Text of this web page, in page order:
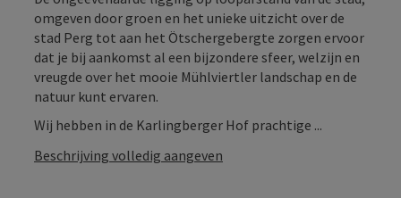
omgeven door groen en het unieke uitzicht over de
stad Perg tot aan het Ötschergebergte zorgen ervoor
dat je bij aankomst al een bijzondere sfeer, welzijn en
vreugde over het mooie Mühlviertler landschap en de
natuur kunt ervaren.
Wij hebben in de Karlingberger Hof prachtige ...
Beschrijving volledig aangeven